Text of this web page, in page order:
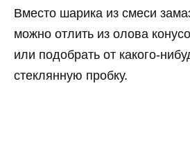
Вместо шарика из смеси
можно отлить из олова
или подобрать от какого-
стеклянную пробку.